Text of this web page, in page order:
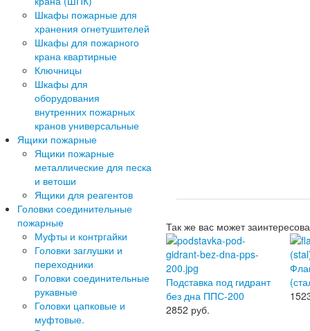
Шкафы пожарные для
хранения огнетушителей
Шкафы для пожарного
крана квартирные
Ключницы
Шкафы для
оборудования
внутренних пожарных
кранов универсальные
Ящики пожарные
Ящики пожарные
металлические для песка
и ветоши
Ящики для реагентов
Головки соединительные
пожарные
Муфты и контргайки
Головки заглушки и
переходники
Головки соединительные
рукавные
Головки цапковые и
муфтовые.
Так же вас может
Подставка под гидрант
без дна ППС-200
2852 руб.